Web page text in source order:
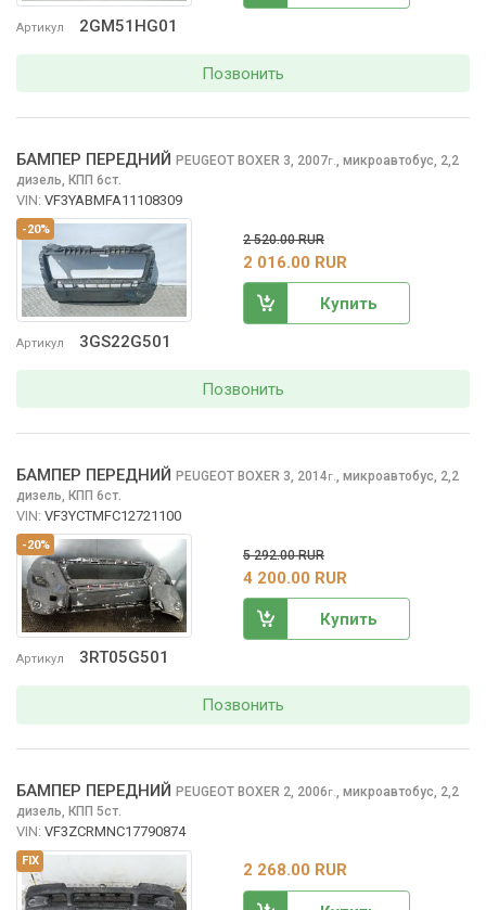
Артикул 2GM51HG01
Позвонить
-20%
Артикул 3GS22G501
БАМПЕР ПЕРЕДНИЙ PEUGEOT BOXER 3, 2007г., микроавтобус, 2,2
дизель, КПП 6ст.
VIN: VF3YABMFA11108309
2 520.00 RUR
2 016.00 RUR
Купить
Позвонить
-20%
Артикул 3RT05G501
БАМПЕР ПЕРЕДНИЙ PEUGEOT BOXER 3, 2014г., микроавтобус, 2,2
дизель, КПП 6ст.
VIN: VF3YCTMFC12721100
5 292.00 RUR
4 200.00 RUR
Купить
Позвонить
FIX
БАМПЕР ПЕРЕДНИЙ PEUGEOT BOXER 2, 2006г., микроавтобус, 2,2
дизель, КПП 5ст.
VIN: VF3ZCRMNC17790874
2 268.00 RUR